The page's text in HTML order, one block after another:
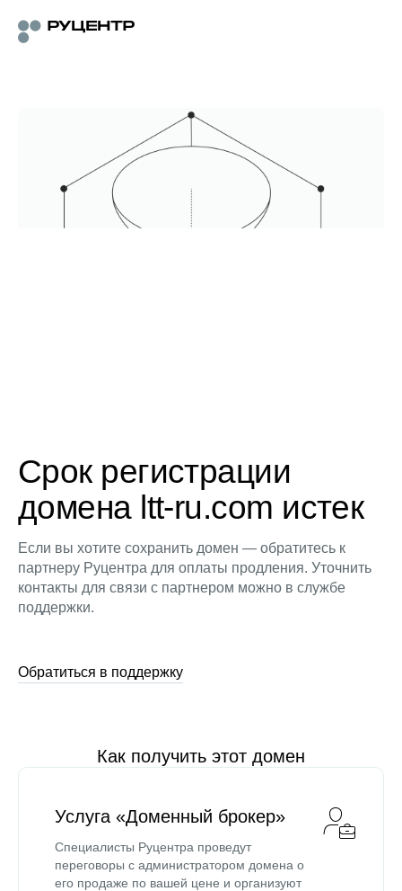
Срок регистрации
домена ltt-ru.com истек
Если вы хотите сохранить домен — обратитесь к
партнеру Руцентра для оплаты продления. Уточнить
контакты для связи с партнером можно в службе
поддержки.
Обратиться в поддержку
Как получить этот домен
Услуга «Доменный брокер»
Специалисты Руцентра проведут
переговоры с администратором домена о
его продаже по вашей цене и организуют